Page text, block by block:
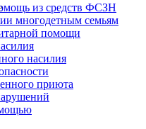
из средств ФСЗН
многодетным семьям
помощи
насилия
приюта